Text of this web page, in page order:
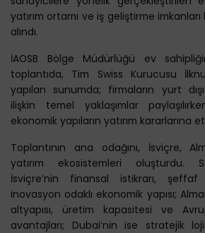
yatırım ortamı ve iş geliştirme
alındı.
İAOSB Bölge Müdürlüğü ev
toplantıda, Tim Swiss Kurucusu
yapılan sunumda; firmaların yurt
ilişkin temel yaklaşımlar
ekonomik yapıların yatırım kararlarına
Toplantının ana odağını, İsviçre,
yatırım ekosistemleri oluşturdu.
İsviçre’nin finansal istikrarı,
inovasyon odaklı ekonomik yapısı;
altyapısı, üretim kapasitesi ve
avantajları; Dubai’nin ise stratejik